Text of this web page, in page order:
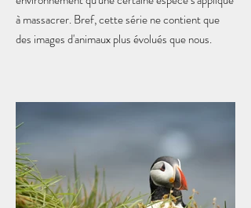
à massacrer. Bref, cette série ne contient que
des images d'animaux plus évolués que nous.